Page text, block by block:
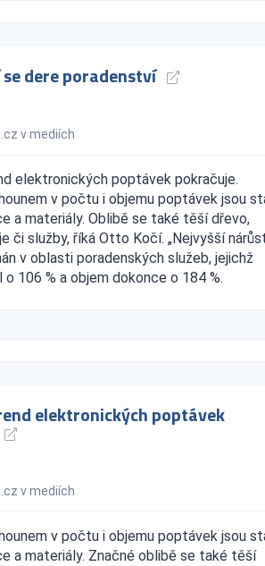
dere poradenství
v mediích
elektronických poptávek pokračuje.
v počtu i objemu poptávek jsou
a materiály. Oblibě se také těší dřevo,
či služby, říká Otto Kočí. „Nejvyšší
v oblasti poradenských služeb, jejichž
106 % a objem dokonce o 184 %.
elektronických poptávek
v mediích
v počtu i objemu poptávek jsou
a materiály. Značné oblibě se také těší